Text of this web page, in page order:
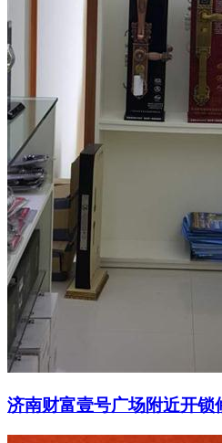
济南财富壹号广场附近开